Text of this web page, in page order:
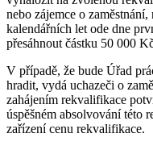
nebo zájemce o
kalendářních let ode dne
přesáhnout částku 50 000
V případě, že bude Úřad
hradit, vydá uchazeči o
zahájením rekvalifikace
úspěšném absolvování této
zařízení cenu rekvalifikace.